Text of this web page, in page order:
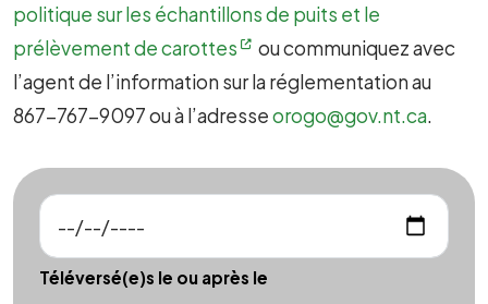
politique sur les échantillons de puits et le
prélèvement de carottes
ou communiquez avec
l’agent de l’information sur la réglementation au
867-767-9097 ou à l’adresseorogo@gov.nt.ca.
Téléversé(e)s le ou après le